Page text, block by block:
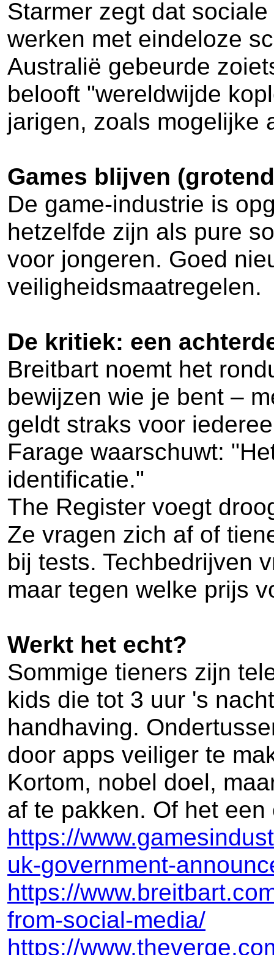
Starmer zegt dat
werken met eindeloze
Australië gebeurde
belooft "wereldwijde
jarigen, zoals mogelijke
Games blijven
De game-industrie is
hetzelfde zijn als pure
voor jongeren. Goed
veiligheidsmaatregelen.
De kritiek: een
Breitbart noemt het
bewijzen wie je bent –
geldt straks voor
Farage waarschuwt:
identificatie."
The Register voegt
Ze vragen zich af of
bij tests. Techbedrijven
maar tegen welke prijs
Werkt het echt?
Sommige tieners zijn
kids die tot 3 uur 's
handhaving.
door apps veiliger te
Kortom, nobel doel,
af te pakken. Of het
https://
uk-government-
https://
from-social-media/
https://